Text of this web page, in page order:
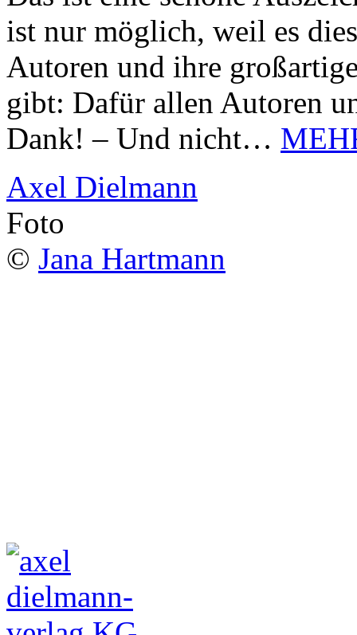
ist nur möglich, weil es
Autoren und ihre
gibt: Dafür allen Autoren
Dank! – Und nicht…
Axel Dielmann
Foto
© Jana Hartmann